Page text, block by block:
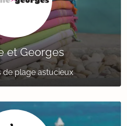
et Georges
de plage astucieux